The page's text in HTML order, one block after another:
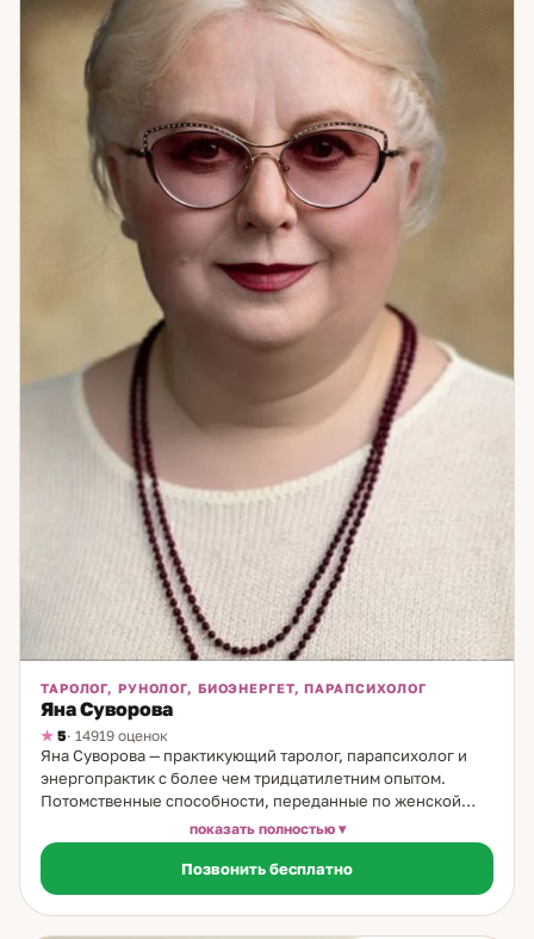
ТАРОЛОГ, РУНОЛОГ, БИОЭНЕРГЕТ, ПАРАПСИХОЛОГ
Яна Суворова
5· 14919 оценок
Яна Суворова — практикующий таролог, парапсихолог и
энергопрактик с более чем тридцатилетним опытом.
Потомственные способности, переданные по женской
линии, позволили ей с юности развить тонкое восприятие
энергий и глубоко понимать внутренние процессы
человека. Уже с 14 лет Яна работала с картами Таро, умела
точно видеть причинно-следственные связи и помогала
людям находить выход из самых сложных ситуаций.
показать полностью
Позвонить бесплатно